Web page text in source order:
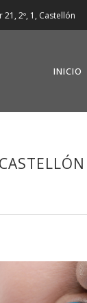
21, 2º, 1, Castellón
INICIO